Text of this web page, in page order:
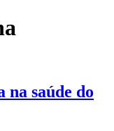
na saúde do